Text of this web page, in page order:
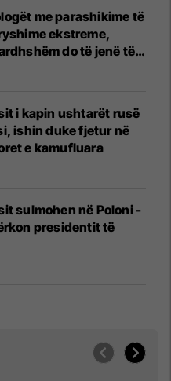
me parashikime të
ekstreme,
do të jenë të
i kapin ushtarët rusë
ishin duke fjetur në
e kamufluara
sulmohen në Poloni -
presidentit të